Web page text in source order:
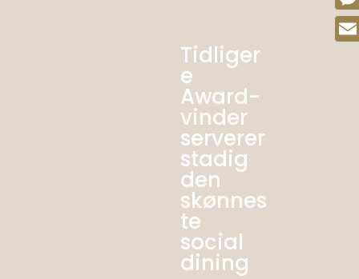
Tidliger
e
Award-
vinder
serverer
stadig
den
skønnes
te
social
dining